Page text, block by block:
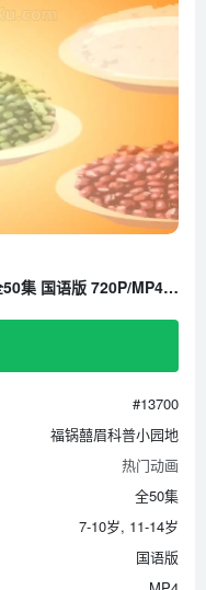
科普动画片《福锅囍眉科普小园地》全50集 国语版 720P/MP4/1.41G 百度云网盘下载
#13700
福锅囍眉科普小园地
热门动画
全50集
7-10岁, 11-14岁
国语版